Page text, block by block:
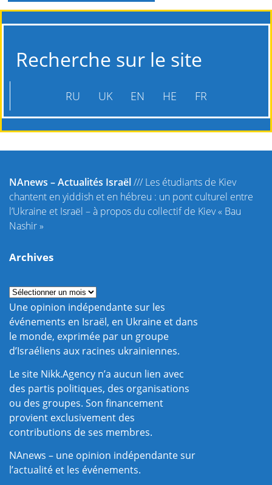
Recherche sur le site
RU UK EN HE FR
NAnews – Actualités Israël/// Les étudiants de Kiev
chantent en yiddish et en hébreu : un pont culturel entre
l’Ukraine et Israël – à propos du collectif de Kiev « Bau
Nashir »
Archives
Une opinion indépendante sur les
événements en Israël, en Ukraine et dans
le monde, exprimée par un groupe
d’Israéliens aux racines ukrainiennes.
Le site Nikk.Agency n’a aucun lien avec
des partis politiques, des organisations
ou des groupes. Son financement
provient exclusivement des
contributions de ses membres.
NAnews – une opinion indépendante sur
l’actualité et les événements.